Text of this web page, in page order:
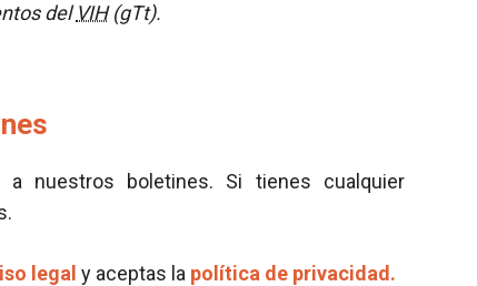
delVIH(gTt).
nuestros boletines. Si tienes cualquier
legal y aceptas la política de privacidad.